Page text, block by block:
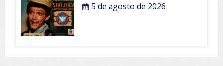
5 de agosto de 2026